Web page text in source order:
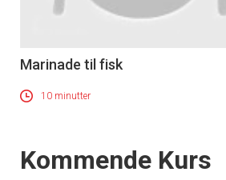
Marinade til fisk
10 minutter
Events
Kommende Kurs